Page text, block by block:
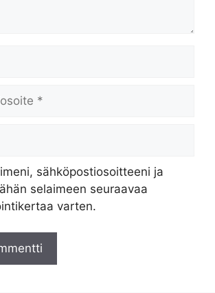
sähköpostiosoitteeni ja
selaimeen seuraavaa
varten.